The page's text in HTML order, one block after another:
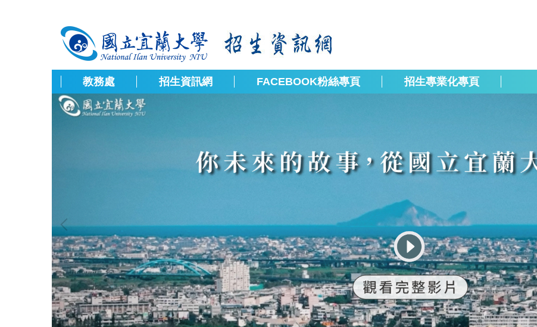
教務處 招生資訊網 FACEBOOK粉絲專頁 招生專業化專頁